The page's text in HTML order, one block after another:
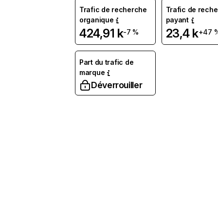
Trafic de recherche
organique
424,91 k-7 %
Trafic de
payant
23,4 k+47
Part du trafic de
marque
Déverrouiller